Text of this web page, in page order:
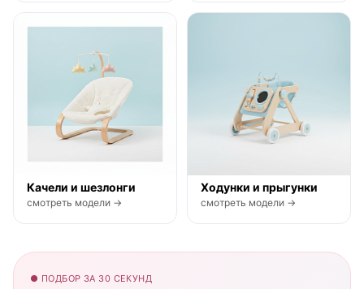
Качели и шезлонги
смотреть модели →
Ходунки и прыгунки
смотреть модели →
● ПОДБОР ЗА 30 СЕКУНД